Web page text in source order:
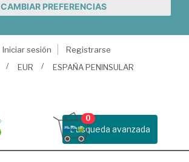
CAMBIAR PREFERENCIAS
Iniciar sesión
Registrarse
EUR ESPAÑA PENINSULAR
Busqueda avanzada
0